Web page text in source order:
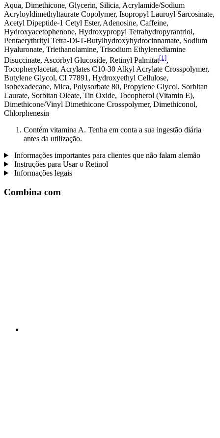
Aqua, Dimethicone, Glycerin, Silicia, Acrylamide/Sodium
Acryloyldimethyltaurate Copolymer, Isopropyl Lauroyl Sarcosinate,
Acetyl Dipeptide-1 Cetyl Ester, Adenosine, Caffeine,
Hydroxyacetophenone, Hydroxypropyl Tetrahydropyrantriol,
Pentaerythrityl Tetra-Di-T-Butylhydroxyhydrocinnamate, Sodium
Hyaluronate, Triethanolamine, Trisodium Ethylenediamine
Disuccinate, Ascorbyl Glucoside, Retinyl Palmitat[1],
Tocopherylacetat, Acrylates C10-30 Alkyl Acrylate Crosspolymer,
Butylene Glycol, CI 77891, Hydroxyethyl Cellulose,
Isohexadecane, Mica, Polysorbate 80, Propylene Glycol, Sorbitan
Laurate, Sorbitan Oleate, Tin Oxide, Tocopherol (Vitamin E),
Dimethicone/Vinyl Dimethicone Crosspolymer, Dimethiconol,
Chlorphenesin
Contém vitamina A. Tenha em conta a sua ingestão diária
antes da utilização.
Informações importantes para clientes que não falam alemão
Instruções para Usar o Retinol
Informações legais
Combina com